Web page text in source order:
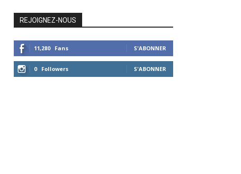
REJOIGNEZ-NOUS
11,280 Fans S'ABONNER
0 Followers S'ABONNER